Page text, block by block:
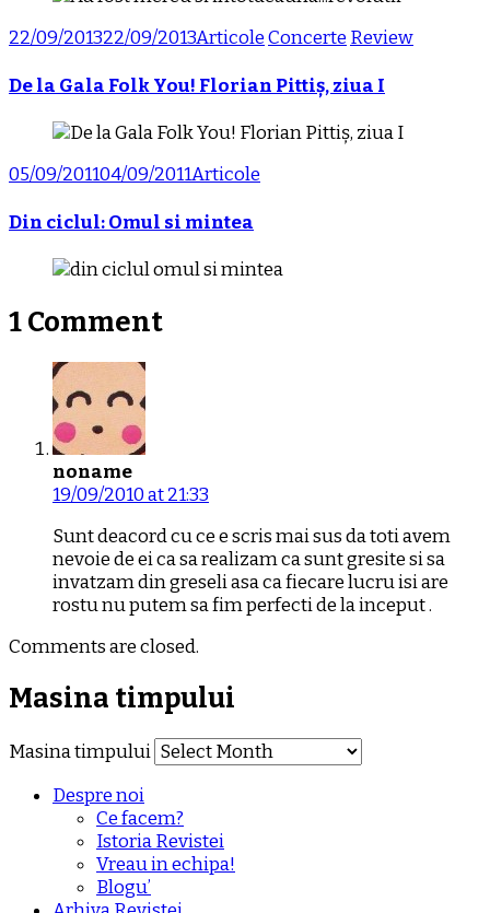
22/09/201322/09/2013ArticoleConcerte Review
De la Gala Folk You! Florian Pittiș, ziua I
05/09/201104/09/2011Articole
Din ciclul: Omul si mintea
1 Comment
noname
19/09/2010 at 21:33
Sunt deacord cu ce e scris mai sus da toti avem
nevoie de ei ca sa realizam ca sunt gresite si sa
invatzam din greseli asa ca fiecare lucru isi are
rostu nu putem sa fim perfecti de la inceput .
Comments are closed.
Masina timpului
Masina timpului
Despre noi
Ce facem?
Istoria Revistei
Vreau in echipa!
Blogu’